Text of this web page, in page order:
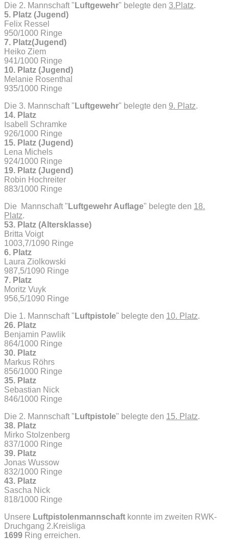
Die 2. Mannschaft " Luftgewehr" belegte den 3.Platz.
5. Platz (Jugend)
Felix Ressel
950/1000 Ringe
7. Platz(Jugend)
Heiko Ziem
941/1000 Ringe
10. Platz (Jugend)
Melanie Rosenthal
935/1000 Ringe
Die 3. Mannschaft " Luftgewehr" belegte den 9. Platz.
14. Platz
Isabell Schramke
926/1000 Ringe
15. Platz (Jugend)
Lena Michels
924/1000 Ringe
19. Platz (Jugend)
Robin Hochreiter
883/1000 Ringe
Die Mannschaft " Luftgewehr Auflage" belegte den 18.
Platz.
53. Platz (Altersklasse)
Britta Voigt
1003,7/1090 Ringe
6. Platz
Laura Ziolkowski
987,5/1090 Ringe
7. Platz
Moritz Vuyk
956,5/1090 Ringe
Die 1. Mannschaft " Luftpistole" belegte den 10. Platz.
26. Platz
Benjamin Pawlik
864/1000 Ringe
30. Platz
Markus Röhrs
856/1000 Ringe
35. Platz
Sebastian Nick
846/1000 Ringe
Die 2. Mannschaft " Luftpistole" belegte den 15. Platz.
38. Platz
Mirko Stolzenberg
837/1000 Ringe
39. Platz
Jonas Wussow
832/1000 Ringe
43. Platz
Sascha Nick
818/1000 Ringe
Unsere Luftpistolenmannschaft konnte im zweiten RWK-
Druchgang 2.Kreisliga
1699 Ring erreichen.